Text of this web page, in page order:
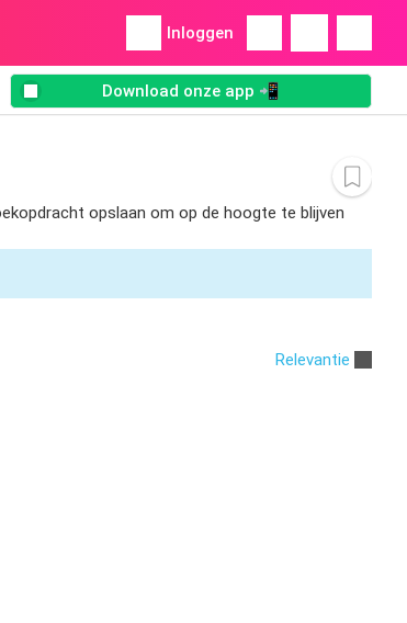
Inloggen
Download onze app 📲
opslaan om op de hoogte te blijven
Relevantie